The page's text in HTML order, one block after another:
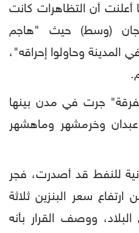
أعلنت أن التظاهرات كانت
(وسط) حيث "هاجم
وحاولوا إحراقه"،
جرت في مدن بينها
وخرمشهر وماهشهر
للنفط قد أصدرت، فجر
ارتفاع سعر البنزين ثلاثة
ووصف القرار بأنه